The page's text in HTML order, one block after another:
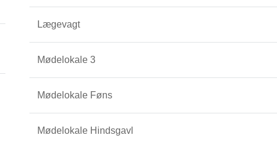
Lægevagt
Mødelokale 3
Mødelokale Føns
Mødelokale Hindsgavl